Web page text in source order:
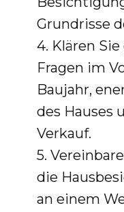
Grundrisse
4. Klären
Fragen im
Baujahr,
des
Verkauf.
5.
die
an einem